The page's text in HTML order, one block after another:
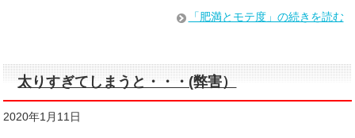
「肥満とモテ度」の続きを読む
太りすぎてしまうと・・・(弊害）
2020年1月11日